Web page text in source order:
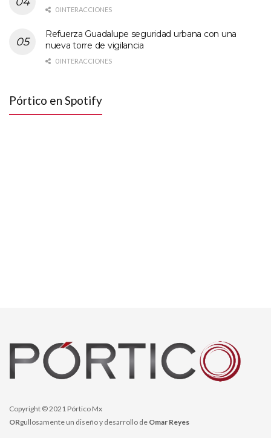
0 INTERACCIONES
Refuerza Guadalupe seguridad urbana con una
nueva torre de vigilancia
0 INTERACCIONES
Pórtico en Spotify
Copyright © 2021 Pórtico Mx
ORgullosamente un diseño y desarrollo de Omar Reyes